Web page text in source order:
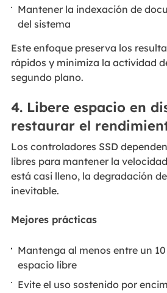
Mantener la indexación de
del sistema
Este enfoque preserva los
rápidos y minimiza la actividad
segundo plano.
4. Libere espacio en
restaurar el
Los controladores SSD
libres para mantener la
está casi lleno, la degradación
inevitable.
Mejores prácticas
Mantenga al menos entre un
espacio libre
Evite el uso sostenido por